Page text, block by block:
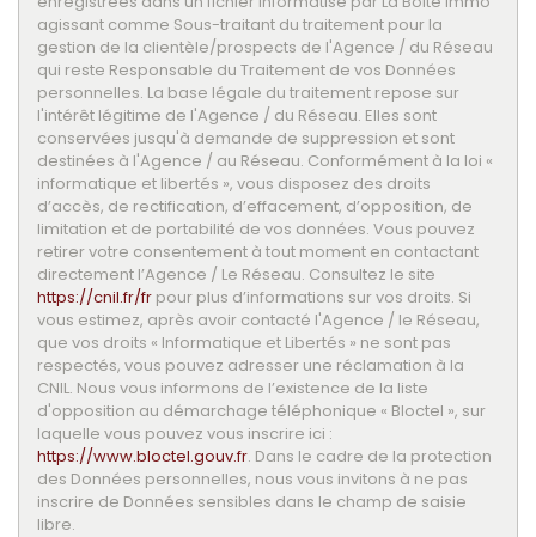
Maisons
84,24 %
Appartements
15,76 %
Familles avec 3 enfants
6,80 %
agissant comme Sous-traitant du traitement pour la
gestion de la clientèle/prospects de l'Agence / du Réseau
qui reste Responsable du Traitement de vos Données
personnelles. La base légale du traitement repose sur
l'intérêt légitime de l'Agence / du Réseau. Elles sont
conservées jusqu'à demande de suppression et sont
destinées à l'Agence / au Réseau. Conformément à la loi «
informatique et libertés », vous disposez des droits
d’accès, de rectification, d’effacement, d’opposition, de
limitation et de portabilité de vos données. Vous pouvez
retirer votre consentement à tout moment en contactant
directement l’Agence / Le Réseau. Consultez le site
https://cnil.fr/fr pour plus d’informations sur vos droits. Si
vous estimez, après avoir contacté l'Agence / le Réseau,
que vos droits « Informatique et Libertés » ne sont pas
respectés, vous pouvez adresser une réclamation à la
CNIL. Nous vous informons de l’existence de la liste
d'opposition au démarchage téléphonique « Bloctel », sur
laquelle vous pouvez vous inscrire ici :
https://www.bloctel.gouv.fr. Dans le cadre de la protection
des Données personnelles, nous vous invitons à ne pas
inscrire de Données sensibles dans le champ de saisie
libre.